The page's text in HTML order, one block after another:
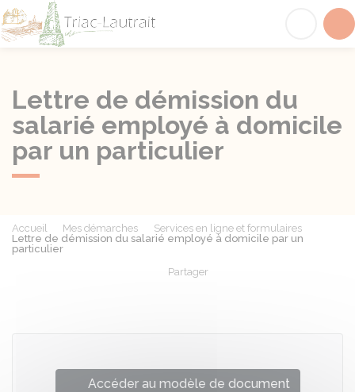
Lettre de démission du
salarié employé à domicile
par un particulier
Accueil Mes démarches
Services en ligne et formulaires
Lettre de démission du salarié employé à domicile par un
particulier
Partager
Accéder au modèle de document